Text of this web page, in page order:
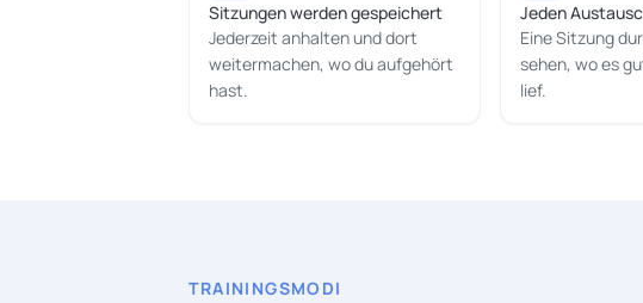
Sitzungen werden gespeichert
Jederzeit anhalten und dort
weitermachen, wo du aufgehört
hast.
Jeden
Eine Sitzung
sehen, wo es
lief.
TRAININGSMODI